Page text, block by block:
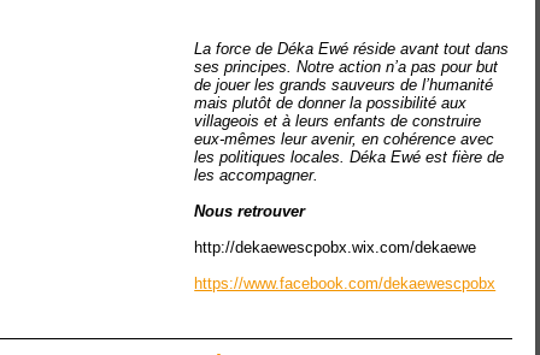
La force de Déka Ewé réside avant tout dans
ses principes. Notre action n’a pas pour but
de jouer les grands sauveurs de l’humanité
mais plutôt de donner la possibilité aux
villageois et à leurs enfants de construire
eux-mêmes leur avenir, en cohérence avec
les politiques locales. Déka Ewé est fière de
les accompagner.
Nous retrouver
http://dekaewescpobx.wix.com/dekaewe
https://www.facebook.com/dekaewescpobx